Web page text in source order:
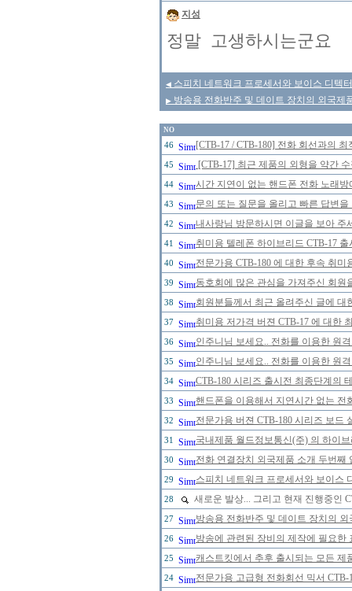
지성
정말 고생하시는군요
◀ 스피치 네트워크 프로세서와 보이스 디텍
▶ 방송용 전화반주 및 데이트 장치의 외국제
NO
46 [CTB-17 / CTB-180] 전화 회선과의
45 [CTB-17] 최근 제품의 외형을 약간
44 시간 지연이 없는 핸드폰 전화 노래
43 문의 또는 질문을 올리고 빠른 답변
42 내사랑님 방문하시면 이글을 보아 주
41 취미용 텔레폰 하이브리드 CTB-17
40 전문가용 CTB-180 에 대한 후속 취
39 동호회에 많은 관심을 가져주신 회
38 회원분들께서 최근 올려주신 글에
37 취미용 저가격 버젼 CTB-17 에 대한
36 인주니님 보세요.. 전화를 이용한 원
35 인주니님 보세요.. 전화를 이용한 원
34 CTB-180 시리즈 출시전 최종단계의
33 핸드폰을 이용해서 지연시간 없는
32 전문가용 버젼 CTB-180 시리즈 보드
31 국내제품 월드정보통신(주) 의 하이
30 전화 연결장치 외국제품 소개 두번째
29 스피치 네트워크 프로세서와 보이스
28 새로운 발상... 그리고 현재 진행중인
27 방송용 전화반주 및 데이트 장치의
26 방송에 관련된 장비의 제작에 필요
25 캐스트킷에서 추후 출시되는 모든
24 전문가용 고급형 전화회선 믹서